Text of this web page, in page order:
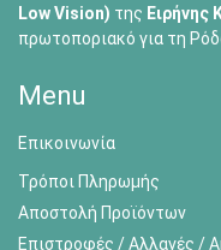
Low Vision) της Ειρήνης
πρωτοποριακό για τη
Menu
Επικοινωνία
Τρόποι Πληρωμής
Αποστολή Προϊόντων
Επιστροφές / Αλλαγές /